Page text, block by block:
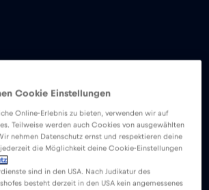
जाने वाले
Cookie Einstellungen
Online-Erlebnis zu bieten, verwenden wir auf
Teilweise werden auch Cookies von ausgewählten
nehmen Datenschutz ernst und respektieren deine
jederzeit die Möglichkeit deine Cookie-Einstellungen
sind in den USA. Nach Judikatur des
besteht derzeit in den USA kein angemessenes